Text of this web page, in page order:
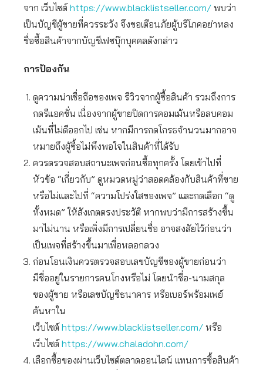
จาก เว็บไซต์ https://www.blacklistseller.com/ พบว่า
เป็นบัญชีผู้ขายที่ควรระวัง จึงขอเตือนภัยผู้บริโภคอย่าหลง
ชื่อซื้อสินค้าจากบัญชีเฟซบุ๊กบุคคลดังกล่าว
การป้องกัน
ดูความน่าเชื่อถือของเพจ รีวิวจากผู้ซื้อสินค้า รวมถึงการ
กดรีแอคชั่น เนื่องจากผู้ขายปิดการคอมเม้นหรือลบคอม
เม้นที่ไม่ดีออกไป เช่น หากมีการกดโกรธจำนวนมากอาจ
หมายถึงผู้ซื้อไม่พึงพอใจในสินค้าที่ได้รับ
ควรตรวจสอบสถานะเพจก่อนซื้อทุกครั้ง โดยเข้าไปที่
หัวข้อ “เกี่ยวกับ” ดูหมวดหมู่ว่าสอดคล้องกับสินค้าที่ขาย
หรือไม่และไปที่ “ความโปร่งใสของเพจ” และกดเลือก “ดู
ทั้งหมด” ให้สังเกตตรงประวัติ หากพบว่ามีการสร้างขึ้น
มาไม่นาน หรือเพิ่งมีการเปลี่ยนชื่อ อาจสงสัยไว้ก่อนว่า
เป็นเพจที่สร้างขึ้นมาเพื่อหลอกลวง
ก่อนโอนเงินควรตรวจสอบเลขบัญชีของผู้ขายก่อนว่า
มีชื่ออยู่ในรายการคนโกงหรือไม่ โดยนำชื่อ-นามสกุล
ของผู้ขาย หรือเลขบัญชีธนาคาร หรือเบอร์พร้อมเพย์
ค้นหาใน
เว็บไซต์ https://www.blacklistseller.com/ หรือ
เว็บไซต์ https://www.chaladohn.com/
เลือกซื้อของผ่านเว็บไซต์ตลาดออนไลน์ แทนการซื้อสินค้า